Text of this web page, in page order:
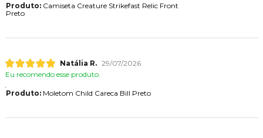
Produto:Camiseta Creature Strikefast Relic Front
Preto
Natália R. 29/07/2026
Eu recomendo esse produto.
Produto:Moletom Child Careca Bill Preto